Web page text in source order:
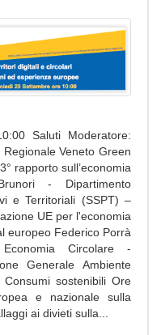
Saluti Moderatore:
Veneto Green
rapporto sull’economia
- Dipartimento
e Territoriali (SSPT) –
UE per l'economia
europeo Federico Porrà
Circolare -
Generale Ambiente
sostenibili Ore
e nazionale sulla
ai divieti sulla...